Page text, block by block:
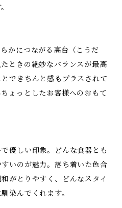
かにつながる高台（こうだ
ときの絶妙なバランスが最高
できちんと感もプラスされて
ょっとしたお客様へのおもて
優しい印象。どんな食器とも
いのが魅力。落ち着いた色合
がとりやすく、どんなスタイ
染んでくれます。